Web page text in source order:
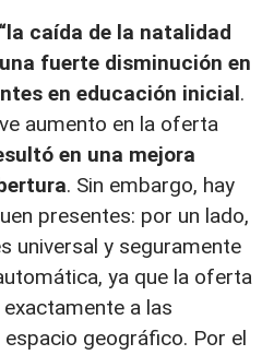
“la caída de la natalidad
fuerte disminución en
en educación inicial.
aumento en la oferta
en una mejora
. Sin embargo, hay
presentes: por un lado,
universal y seguramente
ya que la oferta
a las
geográfico. Por el